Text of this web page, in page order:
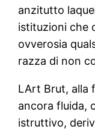
anzitutto
istituzioni che
ovverosia
razza di non
LArt Brut, alla
ancora fluida,
istruttivo,